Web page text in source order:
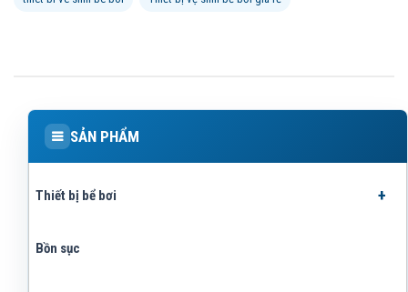
SẢN PHẨM
Thiết bị bể bơi
Bồn sục